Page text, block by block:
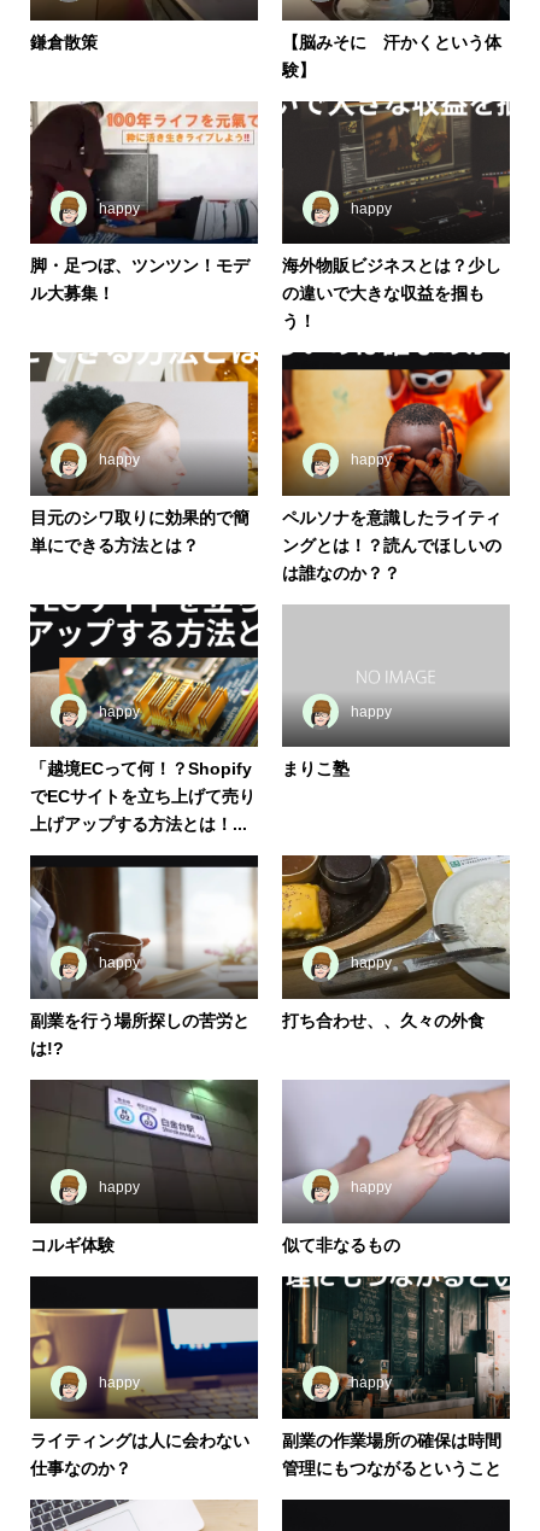
鎌倉散策
【脳みそに 汗かくという体
験】
happy
脚・足つぼ、ツンツン！モデ
ル大募集！
happy
海外物販ビジネスとは？少し
の違いで大きな収益を掴も
う！
happy
目元のシワ取りに効果的で簡
単にできる方法とは？
happy
ペルソナを意識したライティ
ングとは！？読んでほしいの
は誰なのか？？
happy
「越境ECって何！？Shopify
でECサイトを立ち上げて売り
上げアップする方法とは！...
happy
まりこ塾
happy
副業を行う場所探しの苦労と
は!?
happy
打ち合わせ、、久々の外食
happy
コルギ体験
happy
似て非なるもの
happy
ライティングは人に会わない
仕事なのか？
happy
副業の作業場所の確保は時間
管理にもつながるということ